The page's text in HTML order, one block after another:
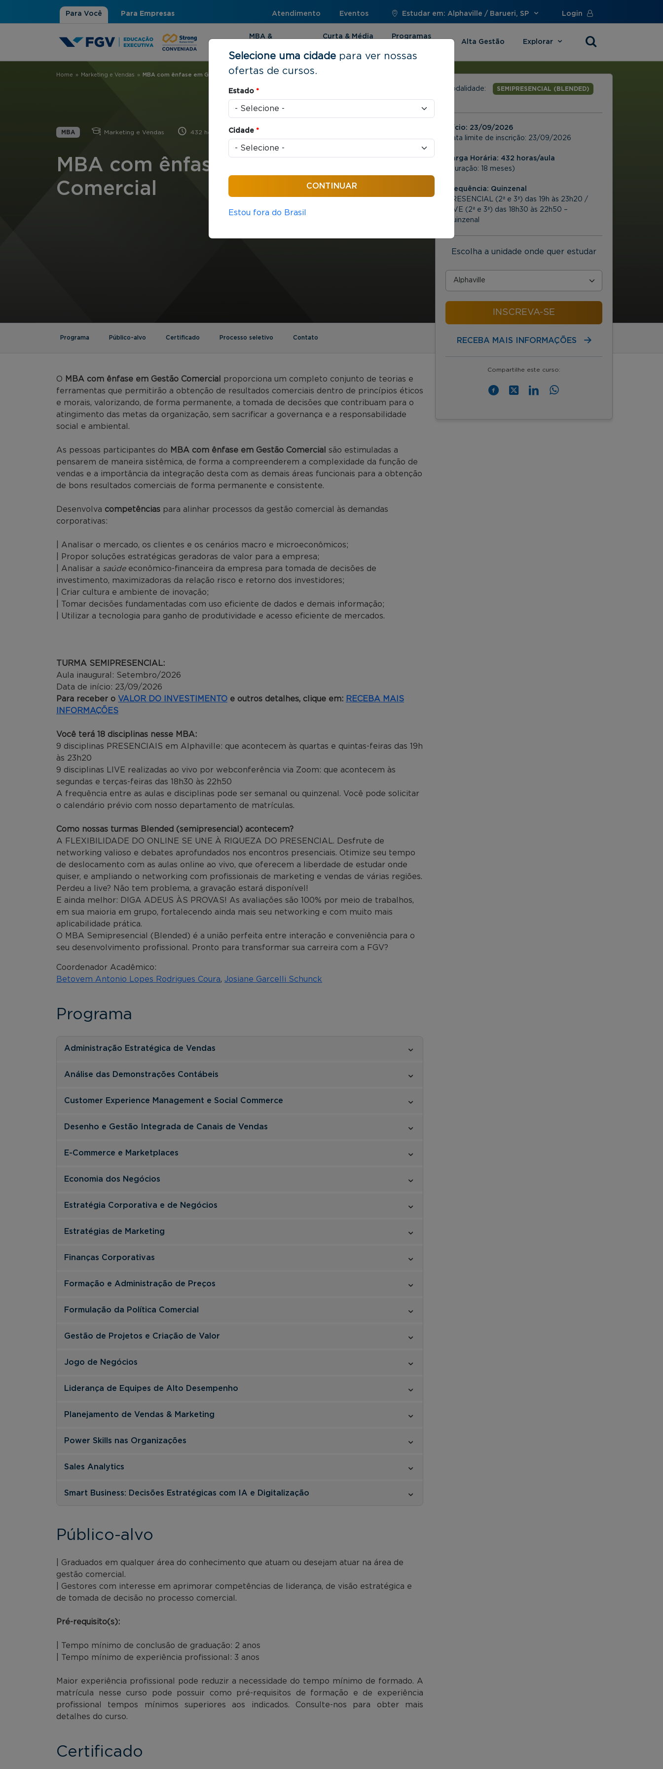
Para Você Para Empresas Atendimento Eventos Estudar em: Alphaville / Barueri, SP Login
MBA &
Curta & Média
Programas
Alta Gestão Explorar
Modalidade: SEMIPRESENCIAL (BLENDED)
Início: 23/09/2026
Data limite de inscrição: 23/09/2026
Carga Horária: 432 horas/aula
(Duração: 18 meses)
Frequência: Quinzenal
PRESENCIAL (2ª e 3ª) das 19h às 23h20 /
LIVE (2ª e 3ª) das 18h30 às 22h50 –
Quinzenal
Escolha a unidade onde quer estudar
INSCREVA-SE
RECEBA MAIS INFORMAÇÕES
Compartilhe este curso:
Você está aqui
Home » Marketing e Vendas » MBA com ênfase em Gestão Comercial
MBA Marketing e Vendas 432 horas / aula
MBA com ênfase em Gestão
Comercial
Programa Público-alvo Certificado Processo seletivo Contato
O MBA com ênfase em Gestão Comercial
proporciona um completo conjunto de teorias e
ferramentas que permitirão a obtenção de resultados comerciais dentro de princípios éticos
e morais, valorizando, de forma permanente, a tomada de decisões que contribuam para o
atingimento das metas da organização, sem sacrificar a governança e a responsabilidade
social e ambiental.
As pessoas participantes do MBA com ênfase em Gestão Comercial
são estimuladas a
pensarem de maneira sistêmica, de forma a compreenderem a complexidade da função de
vendas e a importância da integração desta com as demais áreas funcionais para a obtenção
de bons resultados comerciais de forma permanente e consistente.
Desenvolva competências para alinhar processos da gestão comercial às demandas
corporativas:
| Analisar o mercado, os clientes e os cenários macro e microeconômicos;
| Propor soluções estratégicas geradoras de valor para a empresa;
| Analisar a saúdeeconômico-financeira da empresa para tomada de decisões de
investimento, maximizadoras da relação risco e retorno dos investidores;
| Criar cultura e ambiente de inovação;
| Tomar decisões fundamentadas com uso eficiente de dados e demais informação;
| Utilizar a tecnologia para ganho de produtividade e acesso eficiente de mercados.
TURMA SEMIPRESENCIAL:
Aula inaugural: Setembro/2026
Data de início: 23/09/2026
Para receber o VALOR DO INVESTIMENTO e outros detalhes, clique em: RECEBA MAIS
INFORMAÇÕES
Você terá 18 disciplinas nesse MBA:
9 disciplinas PRESENCIAIS em Alphaville: que acontecem às quartas e quintas-feiras das 19h
às 23h20
9 disciplinas LIVE realizadas ao vivo por webconferência via Zoom: que acontecem às
segundas e terças-feiras das 18h30 às 22h50
A frequência entre as aulas e disciplinas pode ser semanal ou quinzenal. Você pode solicitar
o calendário prévio com nosso departamento de matrículas.
Como nossas turmas Blended (semipresencial) acontecem?
A FLEXIBILIDADE DO ONLINE SE UNE À RIQUEZA DO PRESENCIAL. Desfrute de
networking valioso e debates aprofundados nos encontros presenciais. Otimize seu tempo
de deslocamento com as aulas online ao vivo, que oferecem a liberdade de estudar onde
quiser, e ampliando o networking com profissionais de marketing e vendas de várias regiões.
Perdeu a live? Não tem problema, a gravação estará disponível!
E ainda melhor: DIGA ADEUS ÀS PROVAS! As avaliações são 100% por meio de trabalhos,
em sua maioria em grupo, fortalecendo ainda mais seu networking e com muito mais
aplicabilidade prática.
O MBA Semipresencial (Blended) é a união perfeita entre interação e conveniência para o
seu desenvolvimento profissional. Pronto para transformar sua carreira com a FGV?
Coordenador Acadêmico:
Betovem Antonio Lopes Rodrigues Coura, Josiane Garcelli Schunck
Programa
Administração Estratégica de Vendas
Análise das Demonstrações Contábeis
Customer Experience Management e Social Commerce
Desenho e Gestão Integrada de Canais de Vendas
E-Commerce e Marketplaces
Economia dos Negócios
Estratégia Corporativa e de Negócios
Estratégias de Marketing
Finanças Corporativas
Formação e Administração de Preços
Formulação da Política Comercial
Gestão de Projetos e Criação de Valor
Jogo de Negócios
Liderança de Equipes de Alto Desempenho
Planejamento de Vendas & Marketing
Power Skills nas Organizações
Sales Analytics
Smart Business: Decisões Estratégicas com IA e Digitalização
Público-alvo
| Graduados em qualquer área do conhecimento que atuam ou desejam atuar na área de
gestão comercial.
| Gestores com interesse em aprimorar competências de liderança, de visão estratégica e
de tomada de decisão no processo comercial.
Pré-requisito(s):
| Tempo mínimo de conclusão de graduação: 2 anos
| Tempo mínimo de experiência profissional: 3 anos
Maior experiência profissional pode reduzir a necessidade do tempo mínimo de formado. A
matrícula nesse curso pode possuir como pré-requisitos de formação e de experiência
profissional tempos mínimos superiores aos indicados. Consulte-nos para obter mais
detalhes do curso.
Certificado
Selecione uma cidade para ver nossas
ofertas de cursos.
Estado *
Cidade *
Estou fora do Brasil